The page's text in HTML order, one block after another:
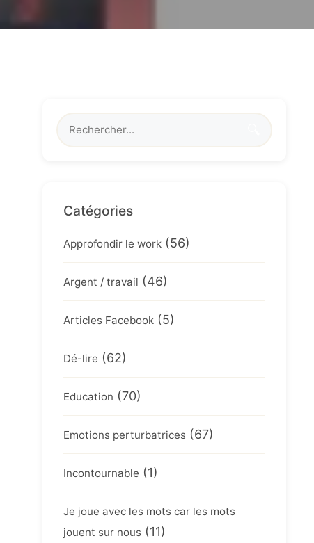
Catégories
Approfondir le work (56)
Argent / travail (46)
Articles Facebook (5)
Dé-lire (62)
Education (70)
Emotions perturbatrices (67)
Incontournable (1)
Je joue avec les mots car les mots
jouent sur nous (11)